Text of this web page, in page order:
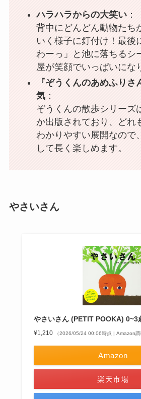
ハラハラからの大笑い：
背中にどんどん動物たち
いく様子に釘付け！最後
わーっ」と池に落ちるシ
屋が笑顔でいっぱいにな
『ぞうくんのあめふりさ
気：
ぞうくんの散歩シリーズ
か出版されており、どれ
わかりやすい展開なので
して長く楽しめます。
やさいさん
やさいさん (PETIT POOKA) 0~3
¥1,210 （2026/05/24 00:06時点 | Amazon調
Amazon
楽天市場